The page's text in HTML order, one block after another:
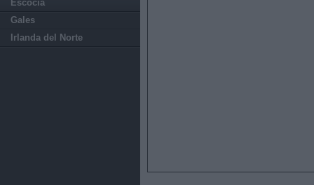
Escocia
Gales
Irlanda del Norte